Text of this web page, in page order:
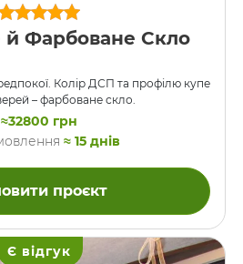
й Фарбоване Скло
Колір ДСП та профілю купе
– фарбоване скло.
≈32800 грн
≈ 15 днів
проєкт
Є відгук